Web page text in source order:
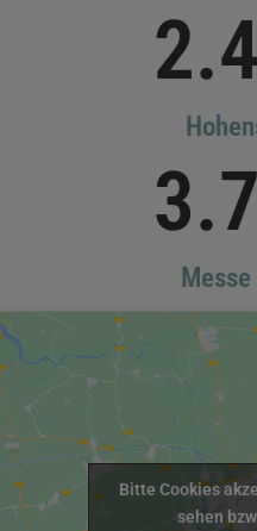
2.4
3.7
Bitte Cookies
sehen